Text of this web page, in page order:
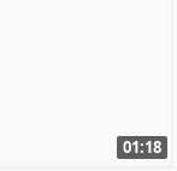
01:18